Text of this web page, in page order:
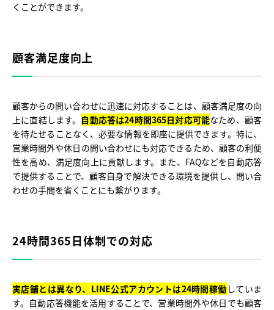
くことができます。
顧客満足度向上
顧客からの問い合わせに迅速に対応することは、顧客満足度の向
上に直結します。 自動応答は24時間365日対応可能なため、顧客
を待たせることなく、必要な情報を即座に提供できます。特に、
営業時間外や休日の問い合わせにも対応できるため、顧客の利便
性を高め、満足度向上に貢献します。また、FAQなどを自動応答
で提供することで、顧客自身で解決できる環境を提供し、問い合
わせの手間を省くことにも繋がります。
24時間365日体制での対応
実店舗とは異なり、LINE公式アカウントは24時間稼働 していま
す。自動応答機能を活用することで、営業時間外や休日でも顧客